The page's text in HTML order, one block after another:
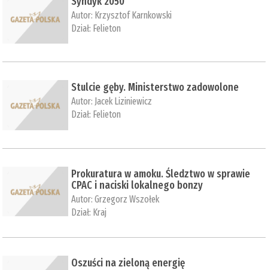
Autor: Krzysztof Karnkowski
Dział: Felieton
Stulcie gęby. Ministerstwo zadowolone
Autor: Jacek Liziniewicz
Dział: Felieton
Prokuratura w amoku. Śledztwo w sprawie
CPAC i naciski lokalnego bonzy
Autor:Grzegorz Wszołek
Dział: Kraj
Oszuści na zieloną energię